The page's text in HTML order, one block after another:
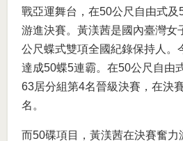
戰亞運舞台，在50公尺自由式及
游進決賽。黃渼茜是國內臺灣女
公尺蝶式雙項全國紀錄保持人。
達成50蝶5連霸。在50公尺自由
63居分組第4名晉級決賽，在決
名。
而50碟項目，黃渼茜在決賽奮力